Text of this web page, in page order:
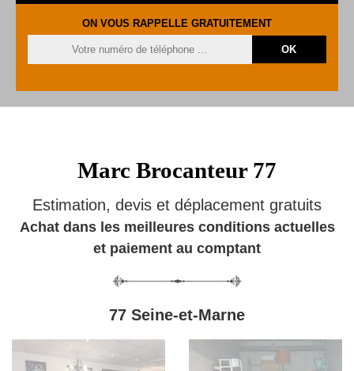
ON VOUS RAPPELLE GRATUITEMENT
Marc Brocanteur 77
Estimation, devis et déplacement gratuits
Achat dans les meilleures conditions actuelles
et paiement au comptant
77 Seine-et-Marne